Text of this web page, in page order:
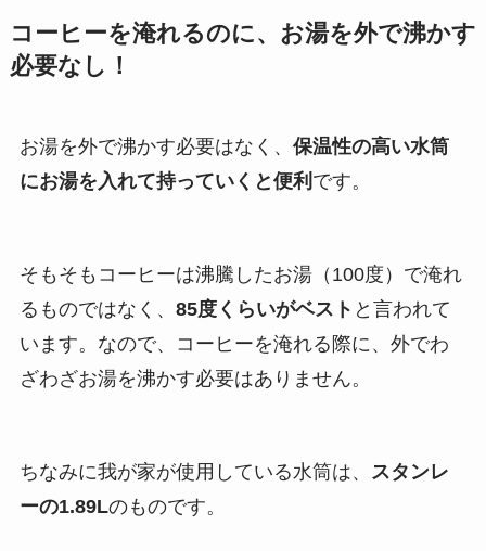
コーヒーを淹れるのに、お湯を外で沸かす
必要なし！
お湯を外で沸かす必要はなく、 保温性の高い水筒
にお湯を入れて持っていくと便利 です。
そもそもコーヒーは沸騰したお湯（100度）で淹れ
るものではなく、 85度くらいがベスト と言われて
います。なので、コーヒーを淹れる際に、外でわ
ざわざお湯を沸かす必要はありません。
ちなみに我が家が使用している水筒は、
スタンレ
ーの1.89Lのものです。